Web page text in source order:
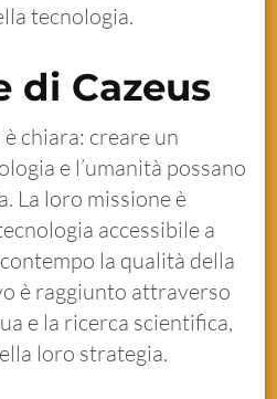
tecnologia.
di Cazeus
chiara: creare un
e l’umanità possano
La loro missione è
accessibile a
la qualità della
è raggiunto attraverso
e la ricerca scientifica,
loro strategia.